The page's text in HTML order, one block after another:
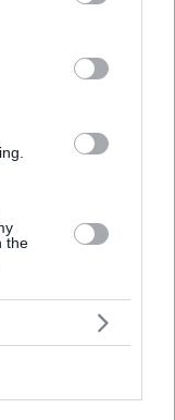
party tags to
in below Google
the
το ψυγείο που
την γραμμή
που
πίσω και
δρομο...